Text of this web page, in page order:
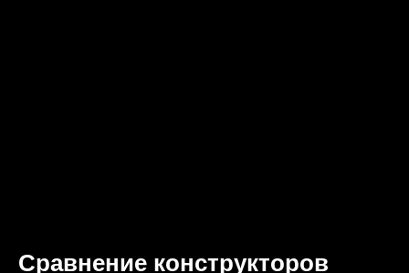
Сравнение конструкторов